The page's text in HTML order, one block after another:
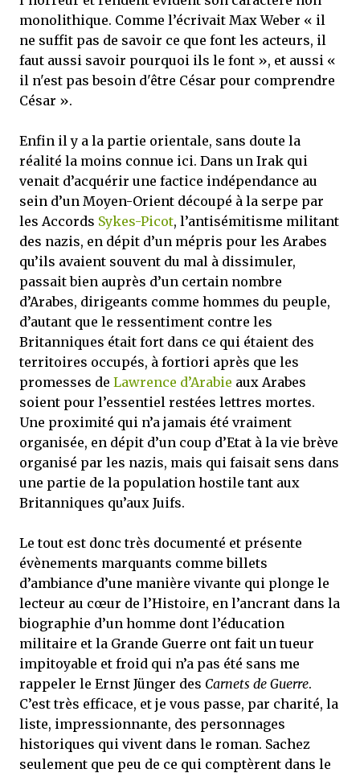
monolithique. Comme l’écrivait Max Weber « il
ne suffit pas de savoir ce que font les acteurs, il
faut aussi savoir pourquoi ils le font », et aussi «
il n'est pas besoin d'être César pour comprendre
César ».
Enfin il y a la partie orientale, sans doute la
réalité la moins connue ici. Dans un Irak qui
venait d’acquérir une factice indépendance au
sein d’un Moyen-Orient découpé à la serpe par
les Accords Sykes-Picot, l’antisémitisme militant
des nazis, en dépit d’un mépris pour les Arabes
qu’ils avaient souvent du mal à dissimuler,
passait bien auprès d’un certain nombre
d’Arabes, dirigeants comme hommes du peuple,
d’autant que le ressentiment contre les
Britanniques était fort dans ce qui étaient des
territoires occupés, à fortiori après que les
promesses de Lawrence d’Arabie aux Arabes
soient pour l’essentiel restées lettres mortes.
Une proximité qui n’a jamais été vraiment
organisée, en dépit d’un coup d’Etat à la vie brève
organisé par les nazis, mais qui faisait sens dans
une partie de la population hostile tant aux
Britanniques qu’aux Juifs.
Le tout est donc très documenté et présente
évènements marquants comme billets
d’ambiance d’une manière vivante qui plonge le
lecteur au cœur de l’Histoire, en l’ancrant dans la
biographie d’un homme dont l’éducation
militaire et la Grande Guerre ont fait un tueur
impitoyable et froid qui n’a pas été sans me
rappeler le Ernst Jünger des Carnets de Guerre.
C’est très efficace, et je vous passe, par charité, la
liste, impressionnante, des personnages
historiques qui vivent dans le roman. Sachez
seulement que peu de ce qui comptèrent dans le